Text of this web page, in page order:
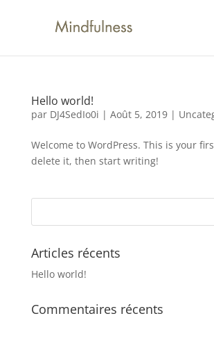
Hello world!
par DJ4SedIo0i | Août 5, 2019|
Welcome to WordPress. This is your
delete it, then start writing!
Articles récents
Hello world!
Commentaires récents